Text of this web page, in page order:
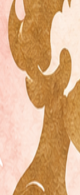
keinen Einfluss
Die
dem
Autors bzw.
Hinweis. Bei